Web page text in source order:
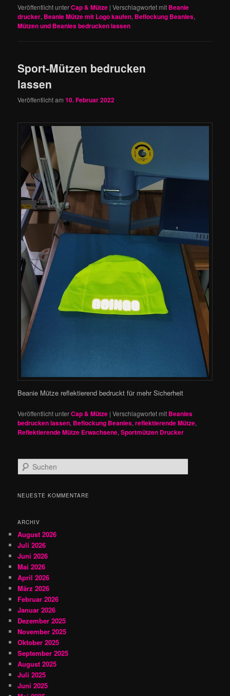
Veröffentlicht unterCap & Mütze |Verschlagwortet mit Beanie
drucker, Beanie Mütze mit Logo kaufen, Beflockung Beanies,
Mützen und Beanies bedrucken lassen
Sport-Mützen bedrucken
lassen
Veröffentlicht am10. Februar 2022
Beanie Mütze reflektierend bedruckt für mehr Sicherheit
Veröffentlicht unterCap & Mütze |Verschlagwortet mit Beanies
bedrucken lassen, Beflockung Beanies,reflektierende Mütze,
Reflektierende Mütze Erwachsene,Sportmützen Drucker
u
h
NEUESTE KOMMENTARE
ARCHIV
August 2026
Juli 2026
Juni 2026
Mai 2026
April 2026
März 2026
Februar 2026
Januar 2026
Dezember 2025
November 2025
Oktober 2025
September 2025
August 2025
Juli 2025
Juni 2025